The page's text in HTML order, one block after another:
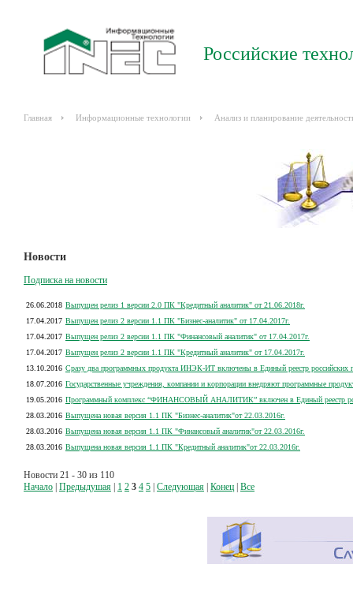
Российские
Главная Информационные технологии Анализ и планирование
Новости
Подписка на новости
26.06.2018 Выпущен релиз 1 версии 2.0 ПК "Кредитный аналитик" от 21.06.2018г.
17.04.2017 Выпущен релиз 2 версии 1.1 ПК "Бизнес-аналитик" от 17.04.2017г.
17.04.2017 Выпущен релиз 2 версии 1.1 ПК "Финансовый аналитик" от 17.04.2017г.
17.04.2017 Выпущен релиз 2 версии 1.1 ПК "Кредитный аналитик" от 17.04.2017г.
13.10.2016 Сразу два программных продукта ИНЭК-ИТ включены в Единый реестр российских
18.07.2016 Государственные учреждения, компании и корпорации внедряют программные
19.05.2016 Программный комплекс “ФИНАНСОВЫЙ АНАЛИТИК” включен в Единый реестр
28.03.2016 Выпущена новая версия 1.1 ПК "Бизнес-аналитик"от 22.03.2016г.
28.03.2016 Выпущена новая версия 1.1 ПК "Финансовый аналитик"от 22.03.2016г.
28.03.2016 Выпущена новая версия 1.1 ПК "Кредитный аналитик"от 22.03.2016г.
Новости 21 - 30 из 110
Начало Предыдушая 1 2 3 4 5 Следующая Конец Все